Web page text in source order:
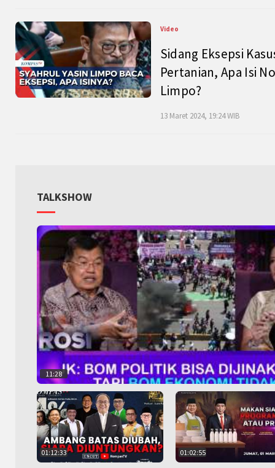
Video
Sidang Eksepsi
Pertanian, Apa Isi
Limpo?
13 Maret 2024, 19:24 WIB
TALKSHOW
11:28
01:12:33 01:02:55